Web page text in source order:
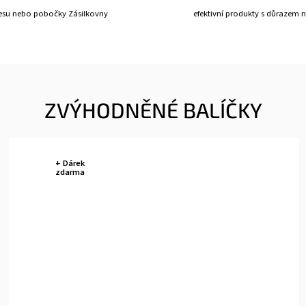
nebo pobočky Zásilkovny efektivní produkty s důrazem
ZVÝHODNĚNÉ BALÍČKY
+ Dárek
zdarma